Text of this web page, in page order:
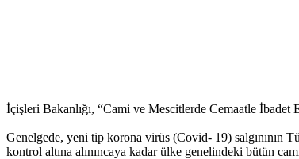
İçişleri Bakanlığı, “Cami ve Mescitlerde Cemaatle
Genelgede, yeni tip korona virüs (Covid- 19) salgınının
kontrol altına alınıncaya kadar ülke genelindeki bütün